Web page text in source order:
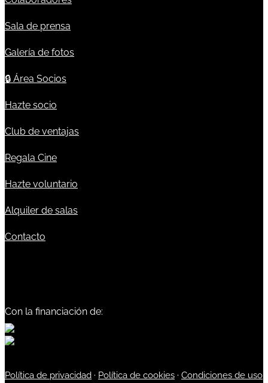
Sala de prensa
Galería de fotos
🔒 Área Socios
Hazte socio
Club de ventajas
Regala Cine
Hazte voluntario
Alquiler de salas
Contacto
Con la financiación de:
Política de privacidad · Política de cookies · Condiciones de uso